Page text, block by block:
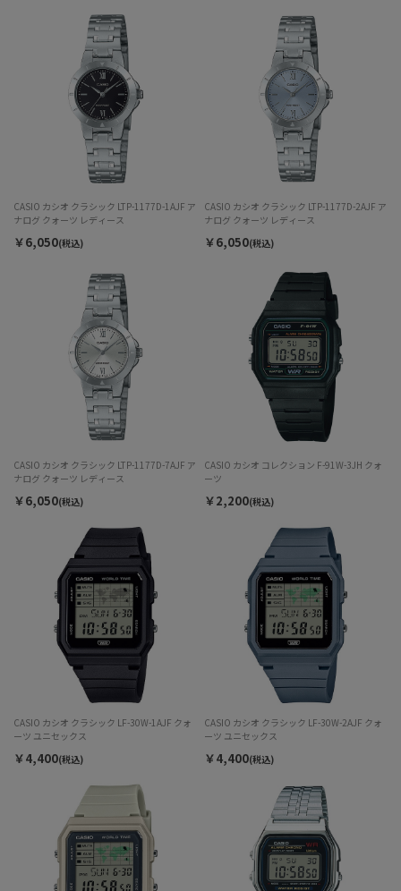
CASIO カシオ クラシック LTP-1177D-1AJF ア
ナログ クォーツ レディース
￥6,050(税込)
CASIO カシオ クラシック LTP-1177D-2AJF ア
ナログ クォーツ レディース
￥6,050(税込)
CASIO カシオ クラシック LTP-1177D-7AJF ア
ナログ クォーツ レディース
￥6,050(税込)
CASIO カシオ コレクション F-91W-3JH クォ
ーツ
￥2,200(税込)
CASIO カシオ クラシック LF-30W-1AJF クォ
ーツ ユニセックス
￥4,400(税込)
CASIO カシオ クラシック LF-30W-2AJF クォ
ーツ ユニセックス
￥4,400(税込)